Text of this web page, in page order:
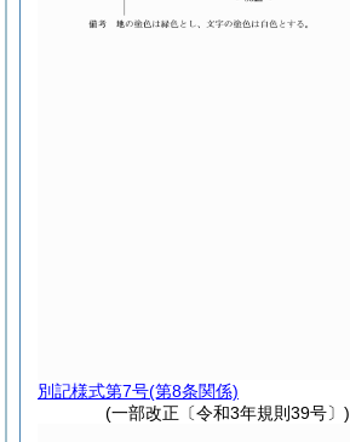
別記様式第7号(第8条関係)
(一部改正〔令和3年規則39号〕)